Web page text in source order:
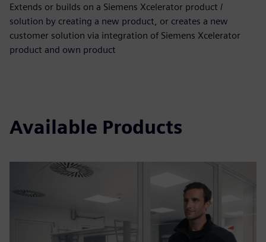
Extends or builds on a Siemens Xcelerator product /
solution by creating a new product, or creates a new
customer solution via integration of Siemens Xcelerator
product and own product
Available Products